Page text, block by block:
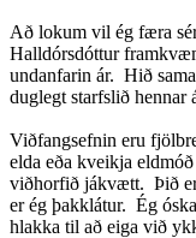
Að lokum vil ég færa
Halldórsdóttur
undanfarin ár. Hið
duglegt starfslið hennar
Viðfangsefnin eru
elda eða kveikja
viðhorfið jákvætt. Þið
er ég þakklátur. Ég
hlakka til að eiga við